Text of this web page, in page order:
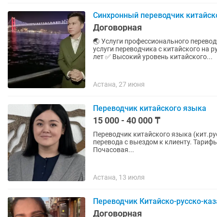
Синхронный переводчик
Договорная
🌏 Услуги профессионального
услуги переводчика с китайского на русский и
лет ✅ Высокий уровень китайского...
Астана, 27 июня
Переводчик китайского языка
15 000 - 40 000 ₸
Переводчик китайского языка
перевода с выездом к клиенту.
Почасовая...
Астана, 13 июля
Переводчик Китайско-русско-
Договорная